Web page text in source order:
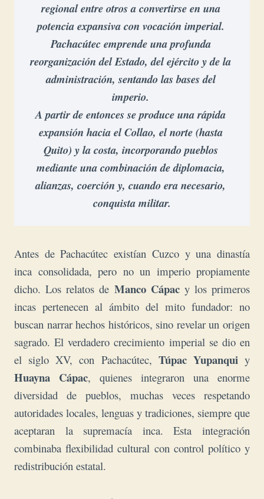
regional entre otros a convertirse en una
potencia expansiva con vocación imperial.
Pachacútec emprende una profunda
reorganización del Estado, del ejército y de la
administración, sentando las bases del
imperio.
A partir de entonces se produce una rápida
expansión hacia el Collao, el norte (hasta
Quito) y la costa, incorporando pueblos
mediante una combinación de diplomacia,
alianzas, coerción y, cuando era necesario,
conquista militar.
Antes de Pachacútec existían Cuzco y una dinastía
inca consolidada, pero no un imperio propiamente
dicho. Los relatos de Manco Cápacy los primeros
incas pertenecen al ámbito del mito fundador: no
buscan narrar hechos históricos, sino revelar un origen
sagrado. El verdadero crecimiento imperial se dio en
el siglo XV, con Pachacútec, Túpac Yupanqui y
Huayna Cápac, quienes integraron una enorme
diversidad de pueblos, muchas veces respetando
autoridades locales, lenguas y tradiciones, siempre que
aceptaran la supremacía inca. Esta integración
combinaba flexibilidad cultural con control político y
redistribución estatal.